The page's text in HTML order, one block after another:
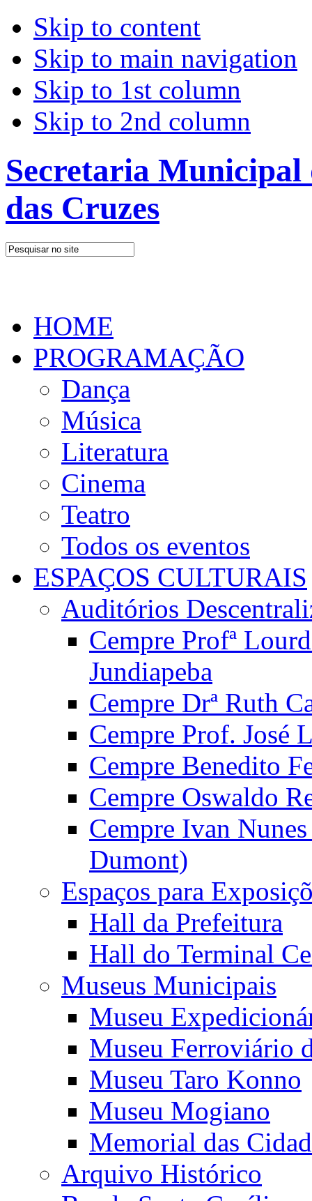
Skip to content
Skip to main navigation
Skip to 1st column
Skip to 2nd column
Secretaria
das Cruzes
HOME
PROGRAMAÇÃO
Dança
Música
Literatura
Cinema
Teatro
Todos os eventos
ESPAÇOS CULTURAIS
Auditórios
Cempre Profª
Jundiapeba
Cempre Drª Ruth
Cempre Prof. José
Cempre Benedito
Cempre Oswaldo
Cempre Ivan
Dumont)
Espaços para
Hall da Prefeitura
Hall do Terminal
Museus Municipais
Museu
Museu Ferroviário
Museu Taro Konno
Museu Mogiano
Memorial das
Arquivo Histórico